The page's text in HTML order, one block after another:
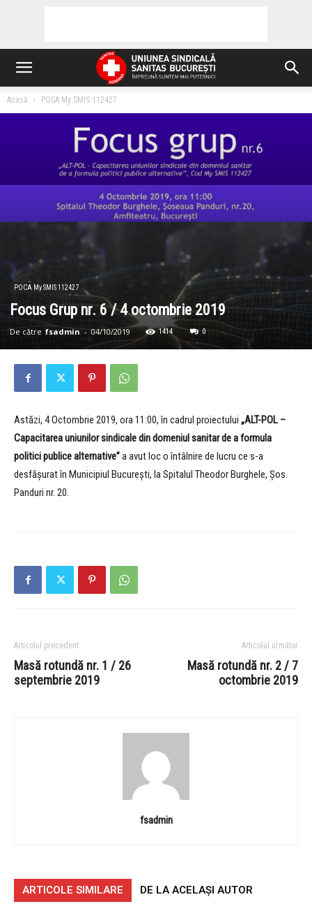
Acasă POCA My SMIS 112427
POCA My SMIS 112427
Focus Grup nr. 6 / 4 octombrie 2019
De către fsadmin - 04/10/2019 1414 0
Astăzi, 4 Octombrie 2019, ora 11:00, în cadrul proiectului „ALT-POL –
Capacitarea uniunilor sindicale din domeniul sanitar de a formula
politici publice alternative”a avut loc o întâlnire de lucru ce s-a
desfășurat în Municipiul București, la Spitalul Theodor Burghele, Șos.
Panduri nr. 20.
Articolul precedent
Masă rotundă nr. 1 / 26
septembrie 2019
Articolul următor
Masă rotundă nr. 2 / 7
octombrie 2019
fsadmin
ARTICOLE SIMILARE DE LA ACELAȘI AUTOR